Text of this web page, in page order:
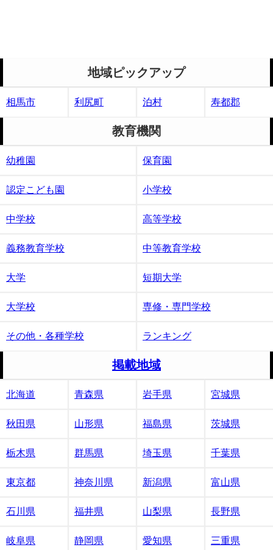
地域ピックアップ
相馬市 利尻町 泊村 寿都郡
教育機関
幼稚園 保育園
認定こども園 小学校
中学校 高等学校
義務教育学校 中等教育学校
大学 短期大学
大学校 専修・専門学校
その他・各種学校 ランキング
掲載地域
北海道 青森県 岩手県 宮城県
秋田県 山形県 福島県 茨城県
栃木県 群馬県 埼玉県 千葉県
東京都 神奈川県 新潟県 富山県
石川県 福井県 山梨県 長野県
岐阜県 静岡県 愛知県 三重県